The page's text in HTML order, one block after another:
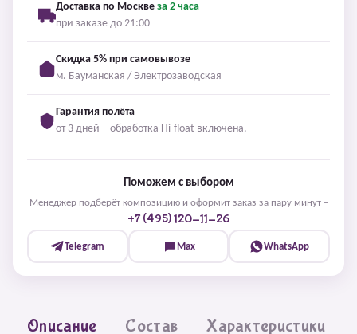
Доставка по Москве за 2 часа
при заказе до 21:00
Скидка 5% при самовывозе
м. Бауманская / Электрозаводская
Гарантия полёта
от 3 дней – обработка Hi-float включена.
Поможем с выбором
Менеджер подберёт композицию и оформит заказ за пару минут –
+7 (495) 120-11-26
Telegram Max WhatsApp
Описание Состав Характеристики